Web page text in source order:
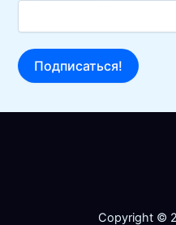
Copyright ©